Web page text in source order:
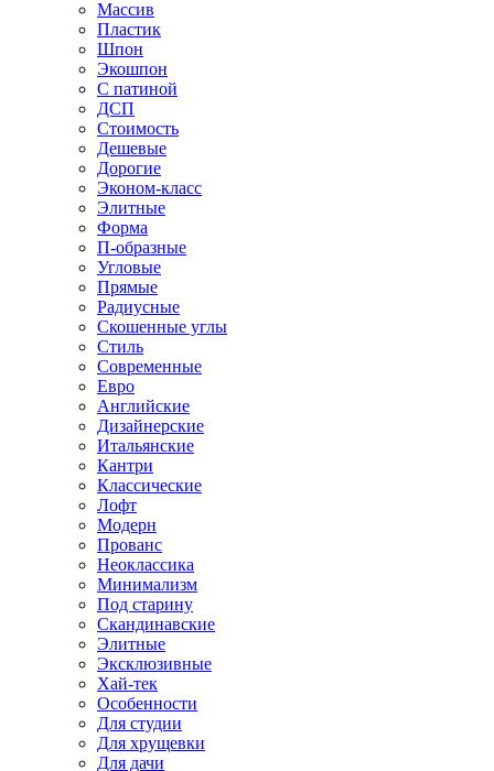
Массив
Пластик
Шпон
Экошпон
С патиной
ДСП
Стоимость
Дешевые
Дорогие
Эконом-класс
Элитные
Форма
П-образные
Угловые
Прямые
Радиусные
Скошенные углы
Стиль
Современные
Евро
Английские
Дизайнерские
Итальянские
Кантри
Классические
Лофт
Модерн
Прованс
Неоклассика
Минимализм
Под старину
Скандинавские
Элитные
Эксклюзивные
Хай-тек
Особенности
Для студии
Для хрущевки
Для дачи